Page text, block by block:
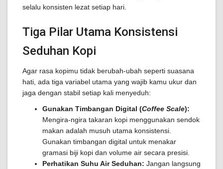
selalu konsisten lezat setiap hari.
Tiga Pilar Utama Konsistensi
Seduhan Kopi
Agar rasa kopimu tidak berubah-ubah seperti suasana
hati, ada tiga variabel utama yang wajib kamu ukur dan
jaga dengan stabil setiap kali menyeduh:
Gunakan Timbangan Digital (Coffee Scale):
Mengira-ngira takaran kopi menggunakan sendok
makan adalah musuh utama konsistensi.
Gunakan timbangan digital untuk menakar
gramasi biji kopi dan volume air secara presisi.
Perhatikan Suhu Air Seduhan: Jangan langsung